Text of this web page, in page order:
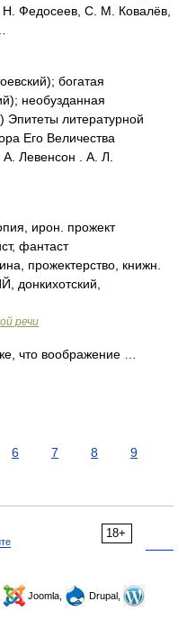
Федосеев, С. М. Ковалёв,
богатая
необузданная
литературной
Его Величества
Левенсон . А. Л.
ирон. прожект
фантаст
прожектерство, книжн.
речи
что воображение …
6 7 8
9
18+
Joomla,
Drupal,